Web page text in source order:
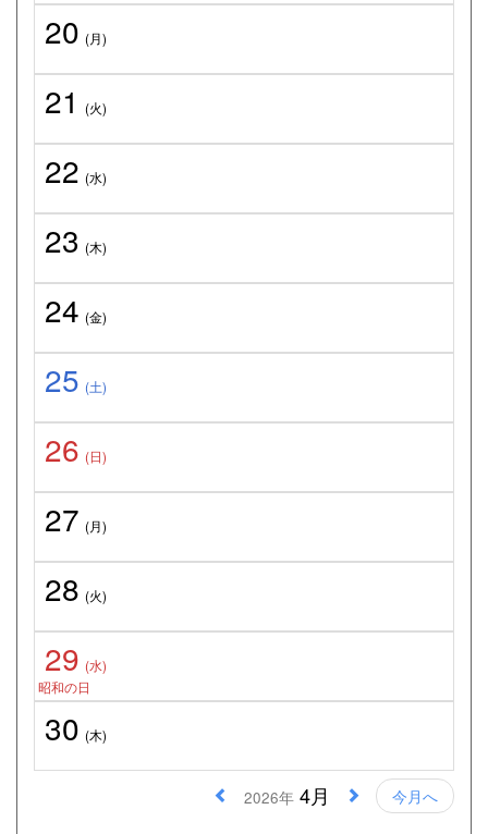
20 (月)
21 (火)
22 (水)
23 (木)
24 (金)
25 (土)
26 (日)
27 (月)
28 (火)
29 (水)
昭和の日
30 (木)
2026年 4月 今月へ